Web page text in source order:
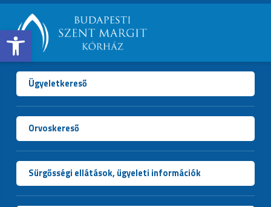
Open toolbar
BUDAPESTI
SZENT
MARGIT
KÓRHÁZ
Ügyeletkereső
Orvoskereső
Sürgősségi ellátások, ügyeleti információk